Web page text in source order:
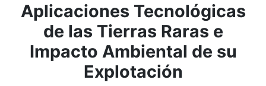
Aplicaciones Tecnológicas
de las Tierras Raras e
Impacto Ambiental de su
Explotación